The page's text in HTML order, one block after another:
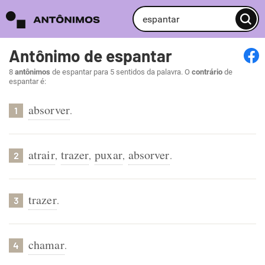
Antônimo de espantar
8 antônimos de espantar para 5 sentidos da palavra. O contrário de
espantar é:
1 absorver.
2 atrair, trazer, puxar, absorver.
3 trazer.
4 chamar.